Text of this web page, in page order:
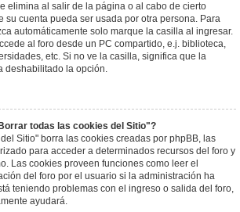
elimina al salir de la página o al cabo de cierto
su cuenta pueda ser usada por otra persona. Para
automáticamente solo marque la casilla al ingresar.
al foro desde un PC compartido, e.j. biblioteca,
etc. Si no ve la casilla, significa que la
deshabilitado la opción.
todas las cookies del Sitio"?
Sitio" borra las cookies creadas por phpBB, las
para acceder a determinados recursos del foro y
Las cookies proveen funciones como leer el
del foro por el usuario si la administración ha
teniendo problemas con el ingreso o salida del foro,
ayudará.